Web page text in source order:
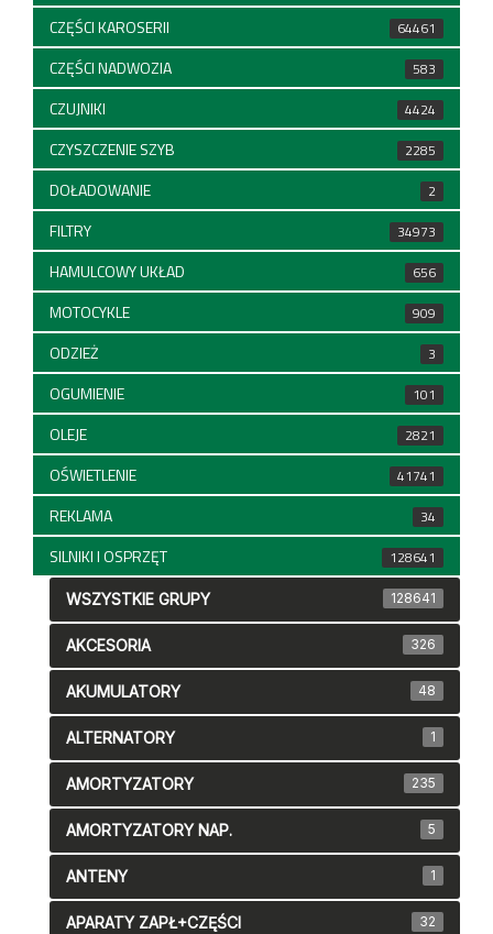
CZĘŚCI KAROSERII 64461
CZĘŚCI NADWOZIA 583
CZUJNIKI 4424
CZYSZCZENIE SZYB 2285
DOŁADOWANIE 2
FILTRY 34973
HAMULCOWY UKŁAD 656
MOTOCYKLE 909
ODZIEŻ 3
OGUMIENIE 101
OLEJE 2821
OŚWIETLENIE 41741
REKLAMA 34
SILNIKI I OSPRZĘT 128641
WSZYSTKIE GRUPY 128641
AKCESORIA 326
AKUMULATORY 48
ALTERNATORY 1
AMORTYZATORY 235
AMORTYZATORY NAP. 5
ANTENY 1
APARATY ZAPŁ+CZĘŚCI 32